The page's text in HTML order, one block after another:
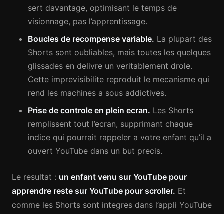
sert davantage, optimisant le temps de
visionnage, pas l’apprentissage.
Boucles de recompense variable. La plupart des
Shorts sont oubliables, mais toutes les quelques
glissades en delivre un veritablement drole.
Cette imprevisibilite reproduit le mecanisme qui
rend les machines a sous addictives.
Prise de controle en plein ecran. Les Shorts
remplissent tout l’ecran, supprimant chaque
indice qui pourrait rappeler a votre enfant qu’il a
ouvert YouTube dans un but precis.
Le resultat : un enfant venu sur YouTube pour
apprendre reste sur YouTube pour scroller. Et
comme les Shorts sont integres dans l’appli YouTube